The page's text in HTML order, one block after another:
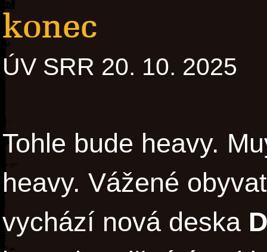
konec
ÚV SRR 20. 10. 2025
Tohle bude heavy.
heavy. Vážené
vychází nová deska